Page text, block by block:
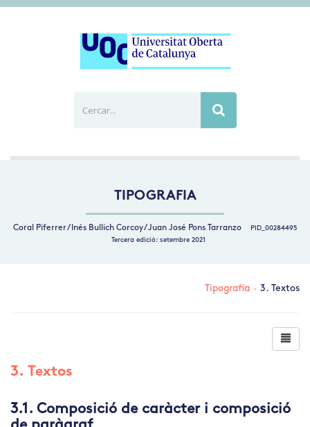
TIPOGRAFIA
Coral Piferrer / Inés Bullich Corcoy / Juan José Pons Tarranzo
PID_00284495
Tercera edició: setembre 2021
Tipografia · 3. Textos
3. Textos
3.1. Composició de caràcter i composició